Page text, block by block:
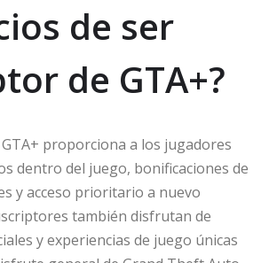
de ser
de GTA+?
proporciona a los jugadores
dentro del juego, bonificaciones de
y acceso prioritario a nuevo
también disfrutan de
y experiencias de juego únicas